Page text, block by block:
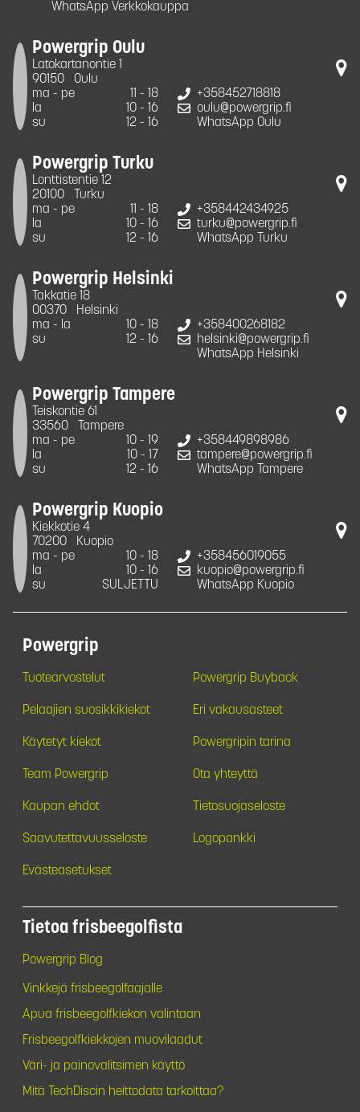
WhatsApp Verkkokauppa
Powergrip Oulu
Latokartanontie 1
90150
Oulu
ma - pe
11 - 18
la
10 - 16
su
12 - 16
+358452718818
oulu@powergrip.fi
WhatsApp Oulu
Powergrip Turku
Lonttistentie 12
20100
Turku
ma - pe
11 - 18
la
10 - 16
su
12 - 16
+358442434925
turku@powergrip.fi
WhatsApp Turku
Powergrip Helsinki
Takkatie 18
00370
Helsinki
ma - la
10 - 18
su
12 - 16
+358400268182
helsinki@powergrip.fi
WhatsApp Helsinki
Powergrip Tampere
Teiskontie 61
33560
Tampere
ma - pe
10 - 19
la
10 - 17
su
12 - 16
+358449898986
tampere@powergrip.fi
WhatsApp Tampere
Powergrip Kuopio
Kiekkotie 4
70200
Kuopio
ma - pe
10 - 18
la
10 - 16
su
SULJETTU
+358456019055
kuopio@powergrip.fi
WhatsApp Kuopio
Powergrip
Tuotearvostelut Powergrip Buyback
Pelaajien suosikkikiekot Eri vakausasteet
Käytetyt kiekot Powergripin tarina
Team Powergrip Ota yhteyttä
Kaupan ehdot Tietosuojaseloste
Saavutettavuusseloste Logopankki
Evästeasetukset
Tietoa frisbeegolfista
Powergrip Blog
Vinkkejä frisbeegolfaajalle
Apua frisbeegolfkiekon valintaan
Frisbeegolfkiekkojen muovilaadut
Väri- ja painovalitsimen käyttö
Mitä TechDiscin heittodata tarkoittaa?